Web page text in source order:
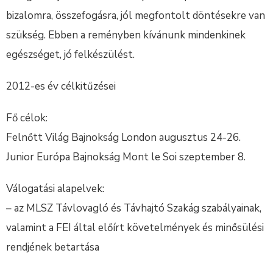
bizalomra, összefogásra, jól megfontolt döntésekre van
szükség. Ebben a reményben kívánunk mindenkinek
egészséget, jó felkészülést.
2012-es év célkitűzései
Fő célok:
Felnőtt Világ Bajnokság London augusztus 24-26.
Junior Európa Bajnokság Mont le Soi szeptember 8.
Válogatási alapelvek:
– az MLSZ Távlovagló és Távhajtó Szakág szabályainak,
valamint a FEI által előírt követelmények és minősülési
rendjének betartása